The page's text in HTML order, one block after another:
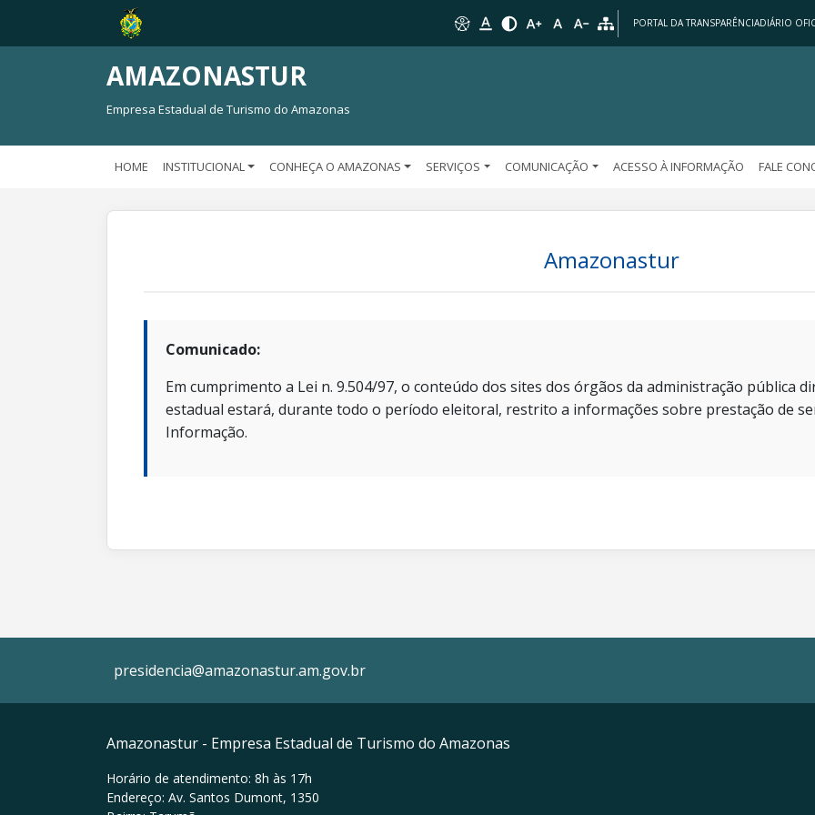
PORTAL DA TRANSPARÊNCIADIÁRIO
AMAZONASTUR
Empresa Estadual de Turismo do Amazonas
HOME INSTITUCIONAL CONHEÇA O AMAZONAS SERVIÇOS COMUNICAÇÃO ACESSO À INFORMAÇÃO FALE
Amazonastur
Comunicado:
Em cumprimento a Lei n. 9.504/97, o conteúdo dos sites dos órgãos da administração pública
estadual estará, durante todo o período eleitoral, restrito a informações sobre prestação de
Informação.
presidencia@amazonastur.am.gov.br
Amazonastur - Empresa Estadual de Turismo do Amazonas
Horário de atendimento: 8h às 17h
Endereço: Av. Santos Dumont, 1350